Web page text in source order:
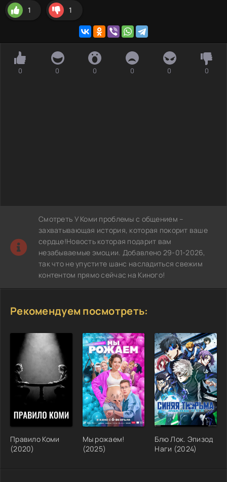
1 1
0 0 0 0 0 0
Смотреть У Коми проблемы с общением –
захватывающая история, которая покорит ваше
сердце!Новость которая подарит вам
незабываемые эмоции. Добавлено 29-01-2026,
так что не упустите шанс насладиться свежим
контентом прямо сейчас на Киного!
Рекомендуем посмотреть:
Правило Коми
(2020)
Мы рожаем!
(2025)
Блю Лок. Эпизод
Наги (2024)